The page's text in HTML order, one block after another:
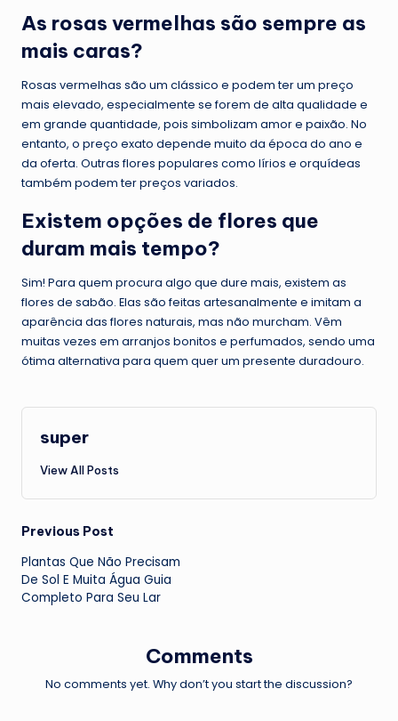
As rosas vermelhas são sempre as
mais caras?
Rosas vermelhas são um clássico e podem ter um preço
mais elevado, especialmente se forem de alta qualidade e
em grande quantidade, pois simbolizam amor e paixão. No
entanto, o preço exato depende muito da época do ano e
da oferta. Outras flores populares como lírios e orquídeas
também podem ter preços variados.
Existem opções de flores que
duram mais tempo?
Sim! Para quem procura algo que dure mais, existem as
flores de sabão. Elas são feitas artesanalmente e imitam a
aparência das flores naturais, mas não murcham. Vêm
muitas vezes em arranjos bonitos e perfumados, sendo uma
ótima alternativa para quem quer um presente duradouro.
super
View All Posts
Post
navigation
Previous Post
Plantas Que Não Precisam
De Sol E Muita Água Guia
Completo Para Seu Lar
Comments
No comments yet. Why don’t you start the discussion?